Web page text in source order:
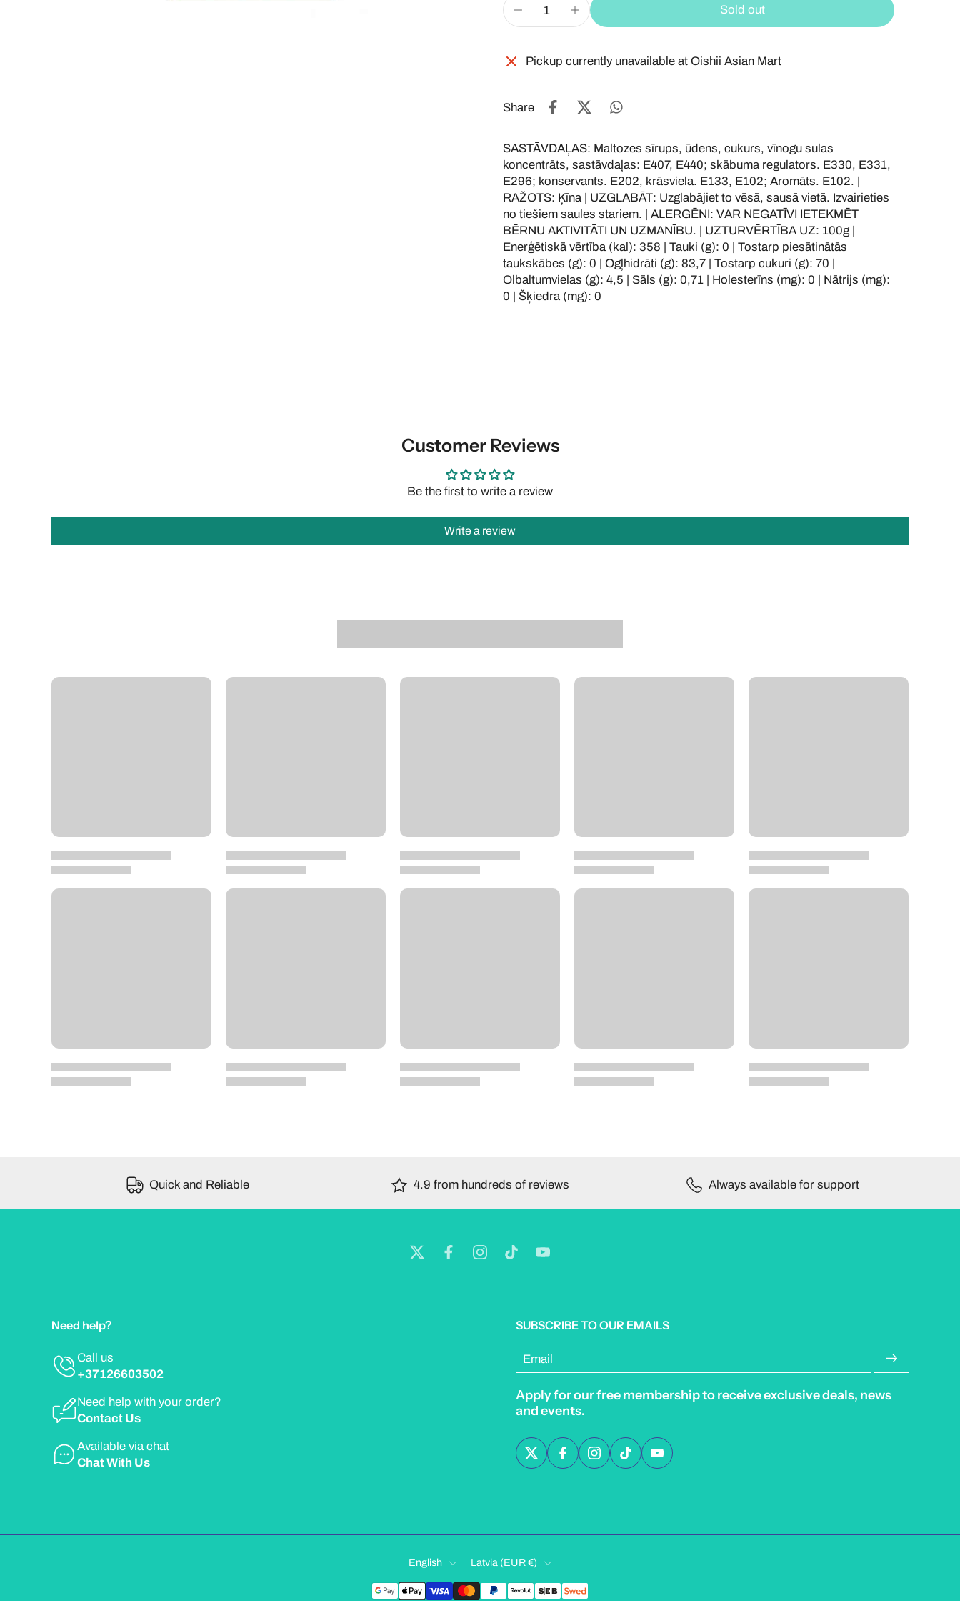
Sold out
Pickup currently unavailable at Oishii Asian Mart
Share
SASTĀVDAĻAS: Maltozes sīrups, ūdens, cukurs, vīnogu sulas
koncentrāts, sastāvdaļas: E407, E440; skābuma regulators. E330, E331,
E296; konservants. E202, krāsviela. E133, E102; Aromāts. E102. |
RAŽOTS: Ķīna | UZGLABĀT: Uzglabājiet to vēsā, sausā vietā. Izvairieties
no tiešiem saules stariem. | ALERGĒNI: VAR NEGATĪVI IETEKMĒT
BĒRNU AKTIVITĀTI UN UZMANĪBU. | UZTURVĒRTĪBA UZ: 100g |
Enerģētiskā vērtība (kal): 358 | Tauki (g): 0 | Tostarp piesātinātās
taukskābes (g): 0 | Ogļhidrāti (g): 83,7 | Tostarp cukuri (g): 70 |
Olbaltumvielas (g): 4,5 | Sāls (g): 0,71 | Holesterīns (mg): 0 | Nātrijs (mg):
0 | Šķiedra (mg): 0
Customer Reviews
Be the first to write a review
Write a review
Quick and Reliable 4.9 from hundreds of reviews Always available for support
Need help?
Call us
+37126603502
Need help with your order?
Contact Us
Available via chat
Chat With Us
SUBSCRIBE TO OUR EMAILS
Email
Apply for our free membership to receive exclusive deals, news
and events.
English Latvia ‎(EUR €)‎